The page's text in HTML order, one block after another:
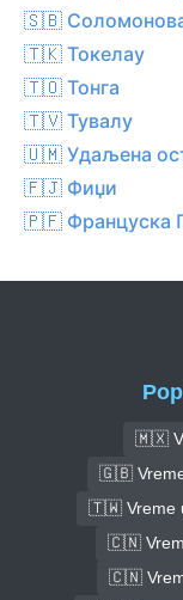
🇸🇧
🇹🇰 Токелау
🇹🇴 Тонга
🇹🇻 Тувалу
🇺🇲 Удаљена
🇫🇯 Фиџи
🇵🇫 Француска
🇲🇽
🇬🇧
🇹🇼 Vreme u
🇨🇳
🇨🇳